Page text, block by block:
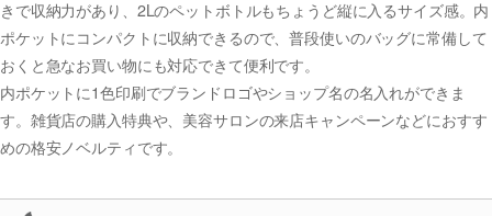
きで収納力があり、2Lのペットボトルもちょうど縦に入るサイズ感。内
ポケットにコンパクトに収納できるので、普段使いのバッグに常備して
おくと急なお買い物にも対応できて便利です。
内ポケットに1色印刷でブランドロゴやショップ名の名入れができま
す。雑貨店の購入特典や、美容サロンの来店キャンペーンなどにおすす
めの格安ノベルティです。